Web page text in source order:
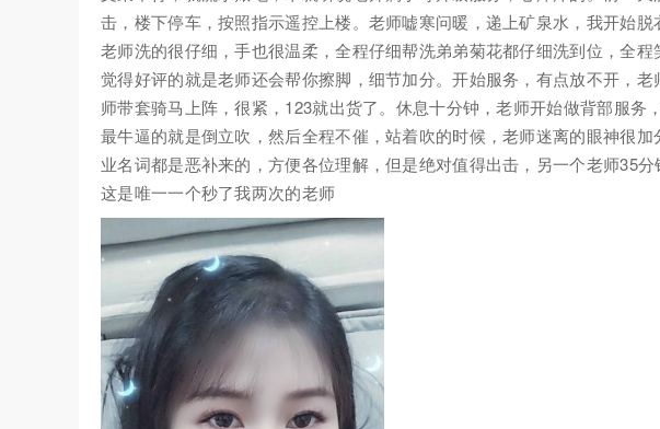
击，楼下停车，按照指示遥控上楼。老师嘘寒问暖，递上矿泉水，我开始脱
老师洗的很仔细，手也很温柔，全程仔细帮洗弟弟菊花都仔细洗到位，全
觉得好评的就是老师还会帮你擦脚，细节加分。开始服务，有点放不开，
师带套骑马上阵，很紧，123就出货了。休息十分钟，老师开始做背部服
最牛逼的就是倒立吹，然后全程不催，站着吹的时候，老师迷离的眼神很
业名词都是恶补来的，方便各位理解，但是绝对值得出击，另一个老师35
这是唯一一个秒了我两次的老师